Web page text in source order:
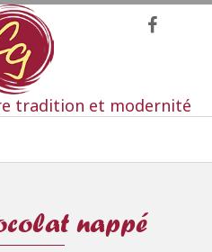
tradition et modernité
nappé